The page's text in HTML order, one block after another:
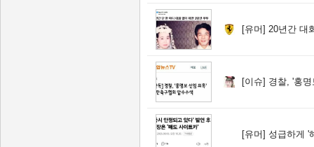
[유머] 20년간 대
[이슈] 경찰, '홍명
[유머] 성급하게 '